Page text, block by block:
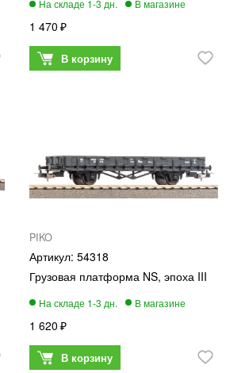
1 470
PIKO
54318
Грузовая платформа NS, эпоха III
1 620